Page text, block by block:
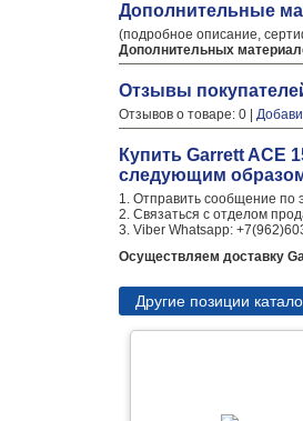
Дополнительные
(подробное описание,
Дополнительных
Отзывы
Отзывов о товаре: 0 |
Купить Garrett ACE
следующим
1. Отправить сообщение по
2. Связаться с отделом
3. Viber Whatsapp:
Осуществляем доставку
Другие позиции